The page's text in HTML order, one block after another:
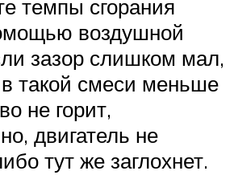
темпы сгорания
воздушной
зазор слишком мал,
такой смеси меньше
не горит,
двигатель не
тут же заглохнет.